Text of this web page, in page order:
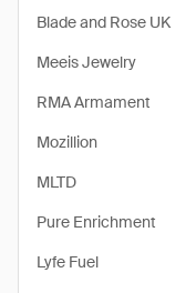
Blade and Rose UK
Meeis Jewelry
RMA Armament
Mozillion
MLTD
Pure Enrichment
Lyfe Fuel